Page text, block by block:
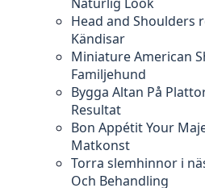
Head and Shoulders
Kändisar
Miniature American
Familjehund
Bygga Altan På
Resultat
Bon Appétit Your
Matkonst
Torra slemhinnor i
Och Behandling